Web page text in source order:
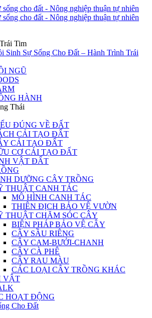
Tim
Sinh Sự Sống Cho Đất – Hành Trình Trái
NGŨ
HÀNH
Thái
ĐÚNG VỀ ĐẤT
CẢI TẠO ĐẤT
CẢI TẠO ĐẤT
CƠ CẢI TẠO ĐẤT
VẬT ĐẤT
DƯỠNG CÂY TRỒNG
THUẬT CANH TÁC
MÔ HÌNH CANH TÁC
THIÊN ĐỊCH BẢO VỆ VƯỜN
THUẬT CHĂM SÓC CÂY
BIỆN PHÁP BẢO VỆ CÂY
CÂY SẦU RIÊNG
CÂY CAM-BƯỞI-CHANH
CÂY CÀ PHÊ
CÂY RAU MÀU
CÁC LOẠI CÂY TRỒNG KHÁC
VẬT
HOẠT ĐỘNG
Cho Đất